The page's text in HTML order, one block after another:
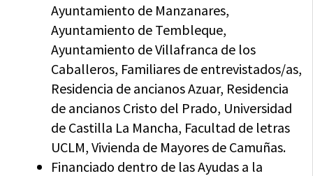
Ayuntamiento de Manzanares,
Ayuntamiento de Tembleque,
Ayuntamiento de Villafranca de los
Caballeros, Familiares de entrevistados/as,
Residencia de ancianos Azuar, Residencia
de ancianos Cristo del Prado, Universidad
de Castilla La Mancha, Facultad de letras
UCLM, Vivienda de Mayores de Camuñas.
Financiado dentro de las Ayudas a la